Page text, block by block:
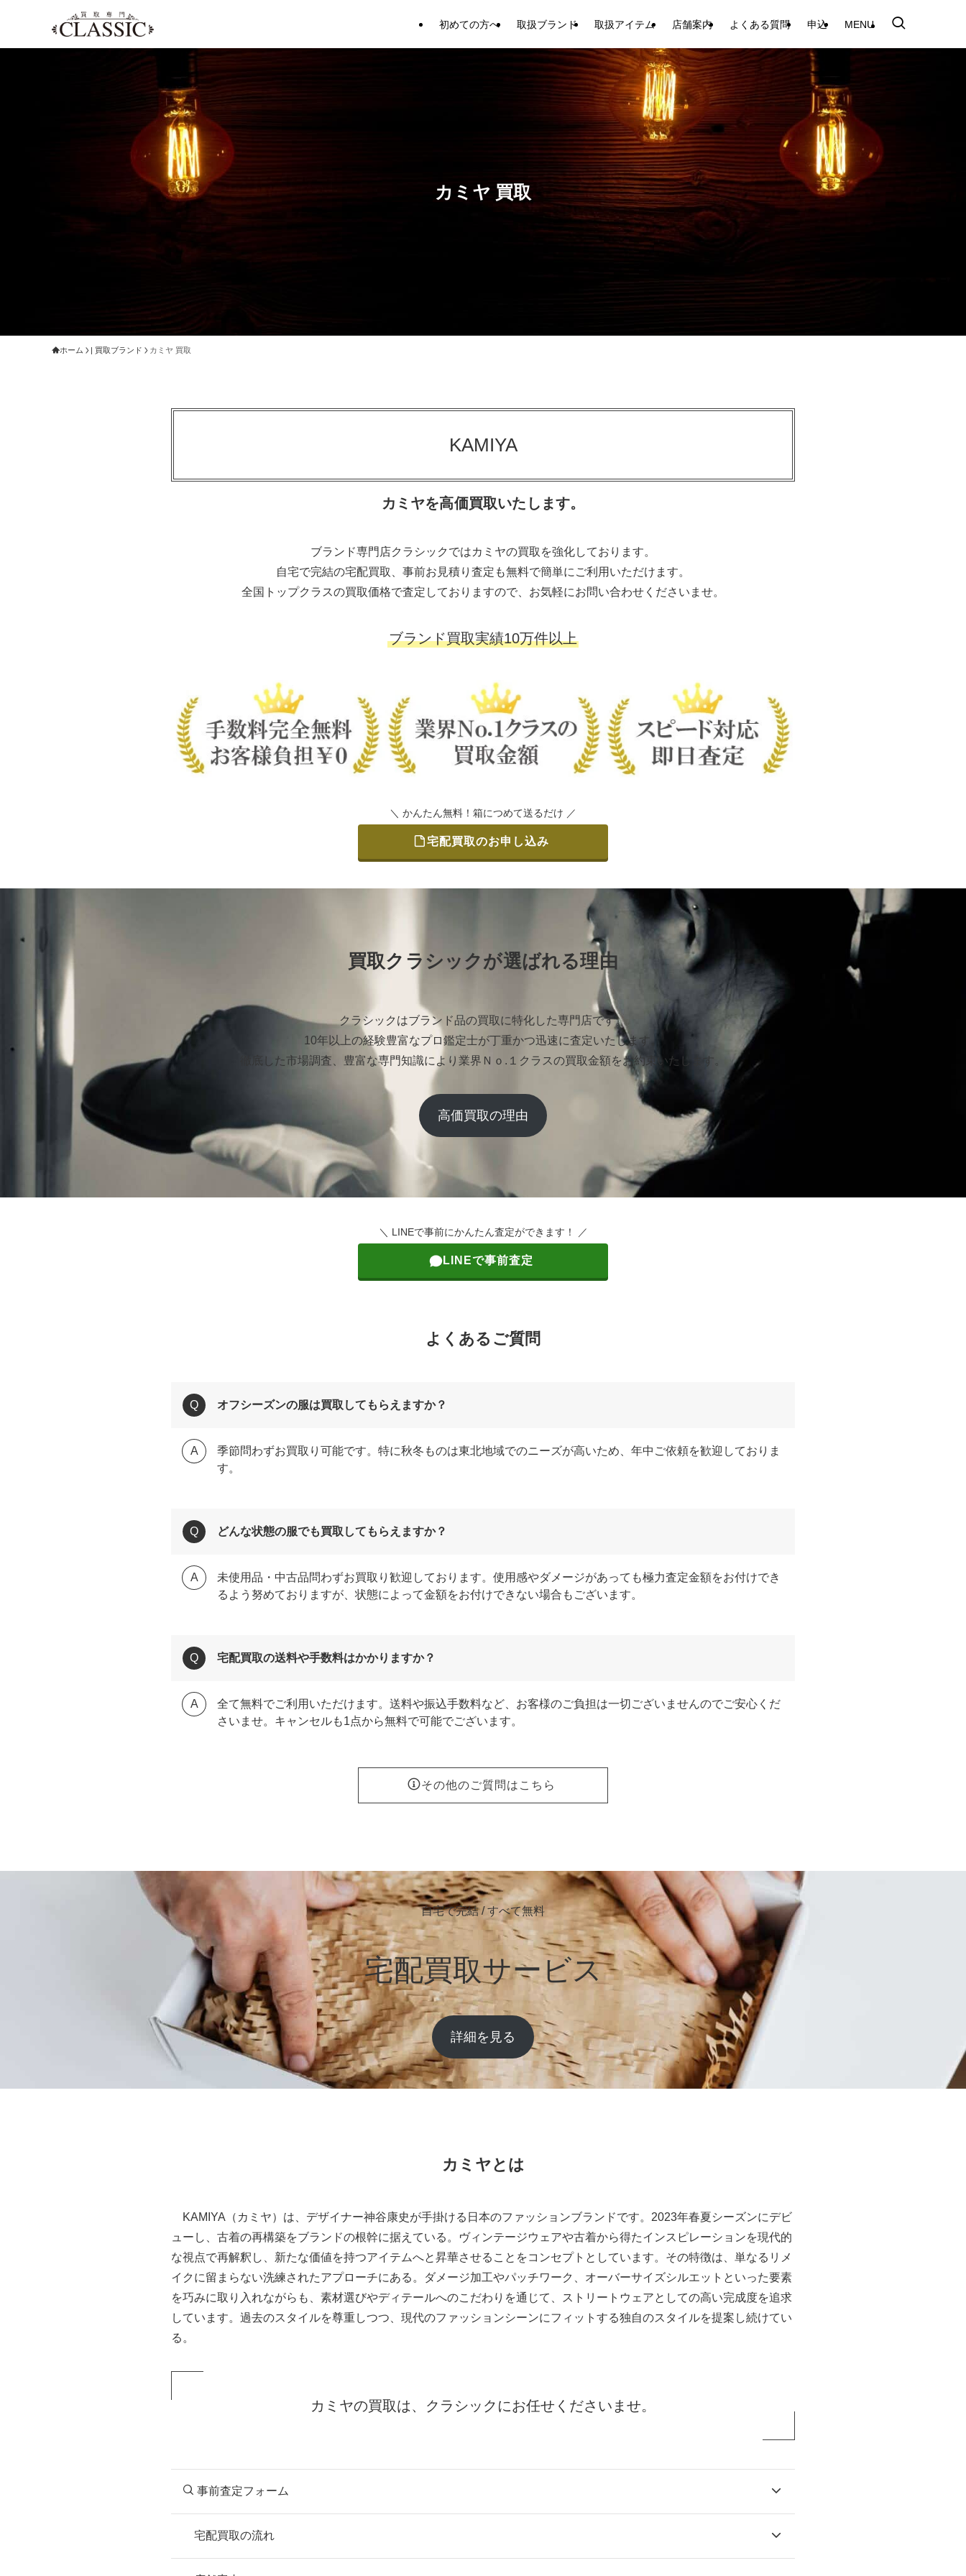
初めての方へ 取扱ブランド 取扱アイテム 店舗案内 よくある質問 申込 MENU
カミヤ 買取
ホーム | 買取ブランド カミヤ 買取
KAMIYA
カミヤを高価買取いたします。
ブランド専門店クラシックではカミヤの買取を強化しております。
自宅で完結の宅配買取、事前お見積り査定も無料で簡単にご利用いただけます。
全国トップクラスの買取価格で査定しておりますので、お気軽にお問い合わせくださいませ。
ブランド買取実績10万件以上
＼ かんたん無料！箱につめて送るだけ ／
宅配買取のお申し込み
買取クラシックが選ばれる理由
クラシックはブランド品の買取に特化した専門店です。
10年以上の経験豊富なプロ鑑定士が丁重かつ迅速に査定いたします。
徹底した市場調査、豊富な専門知識により業界Ｎｏ.１クラスの買取金額をお約束いたします。
高価買取の理由
＼ LINEで事前にかんたん査定ができます！ ／
LINEで事前査定
よくあるご質問
オフシーズンの服は買取してもらえますか？
季節問わずお買取り可能です。特に秋冬ものは東北地域でのニーズが高いため、年中ご依頼を歓迎しておりま
す。
どんな状態の服でも買取してもらえますか？
未使用品・中古品問わずお買取り歓迎しております。使用感やダメージがあっても極力査定金額をお付けでき
るよう努めておりますが、状態によって金額をお付けできない場合もございます。
宅配買取の送料や手数料はかかりますか？
全て無料でご利用いただけます。送料や振込手数料など、お客様のご負担は一切ございませんのでご安心くだ
さいませ。キャンセルも1点から無料で可能でございます。
その他のご質問はこちら
自宅で完結 / すべて無料
宅配買取サービス
詳細を見る
カミヤとは
KAMIYA（カミヤ）は、デザイナー神谷康史が手掛ける日本のファッションブランドです。2023年春夏シーズンにデビ
ューし、古着の再構築をブランドの根幹に据えている。ヴィンテージウェアや古着から得たインスピレーションを現代的
な視点で再解釈し、新たな価値を持つアイテムへと昇華させることをコンセプトとしています。その特徴は、単なるリメ
イクに留まらない洗練されたアプローチにある。ダメージ加工やパッチワーク、オーバーサイズシルエットといった要素
を巧みに取り入れながらも、素材選びやディテールへのこだわりを通じて、ストリートウェアとしての高い完成度を追求
しています。過去のスタイルを尊重しつつ、現代のファッションシーンにフィットする独自のスタイルを提案し続けてい
る。
カミヤの買取は、クラシックにお任せくださいませ。
事前査定フォーム
宅配買取の流れ